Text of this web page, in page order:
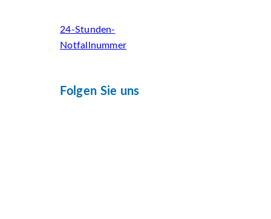
24-Stunden-
Notfallnummer
Folgen Sie uns